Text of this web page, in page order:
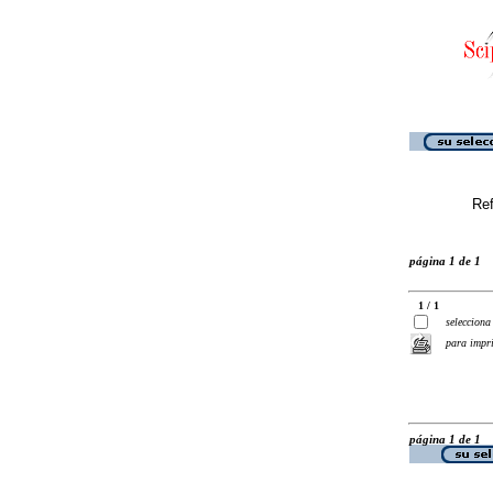
página 1 de 1
1 / 1
selecciona
para
página 1 de 1